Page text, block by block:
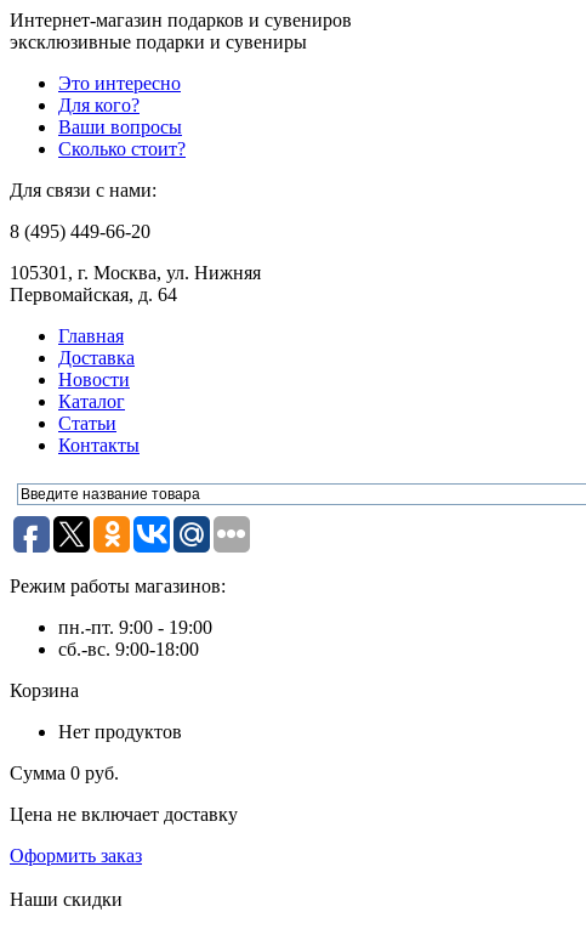
Интернет-магазин подарков и сувениров
эксклюзивные подарки и сувениры
Это интересно
Для кого?
Ваши вопросы
Сколько стоит?
Для связи с нами:
8 (495) 449-66-20
105301, г. Москва, ул. Нижняя
Первомайская, д. 64
Главная
Доставка
Новости
Каталог
Статьи
Контакты
Режим работы магазинов:
пн.-пт. 9:00 - 19:00
сб.-вс. 9:00-18:00
Корзина
Нет продуктов
Сумма 0 руб.
Цена не включает доставку
Оформить заказ
Наши скидки